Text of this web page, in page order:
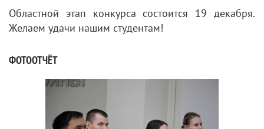
Областной этап конкурса состоится 19 декабря.
Желаем удачи нашим студентам!
ФОТООТЧЁТ